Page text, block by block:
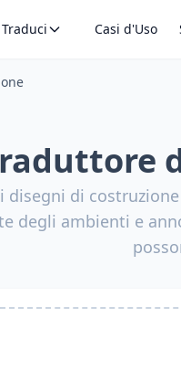
Traduci Casi d'Uso
disegni di
degli ambienti e